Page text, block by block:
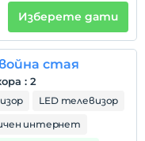
на
Изберете дати
стая
: 2
LED телевизор
интернет